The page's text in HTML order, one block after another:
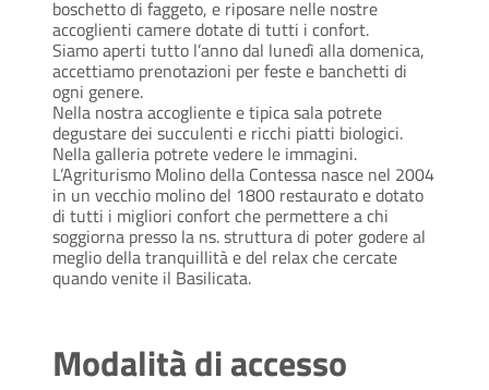
boschetto di faggeto, e riposare nelle nostre
accoglienti camere dotate di tutti i confort.
Siamo aperti tutto l’anno dal lunedì alla domenica,
accettiamo prenotazioni per feste e banchetti di
ogni genere.
Nella nostra accogliente e tipica sala potrete
degustare dei succulenti e ricchi piatti biologici.
Nella galleria potrete vedere le immagini.
L’Agriturismo Molino della Contessa nasce nel 2004
in un vecchio molino del 1800 restaurato e dotato
di tutti i migliori confort che permettere a chi
soggiorna presso la ns. struttura di poter godere al
meglio della tranquillità e del relax che cercate
quando venite il Basilicata.
Modalità di accesso